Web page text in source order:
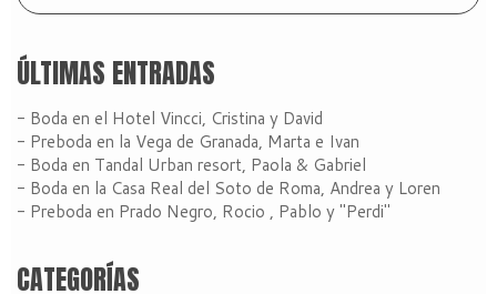
ÚLTIMAS ENTRADAS
- Boda en el Hotel Vincci, Cristina y David
- Preboda en la Vega de Granada, Marta e Ivan
- Boda en Tandal Urban resort, Paola & Gabriel
- Boda en la Casa Real del Soto de Roma, Andrea y Loren
- Preboda en Prado Negro, Rocio , Pablo y "Perdi"
CATEGORÍAS